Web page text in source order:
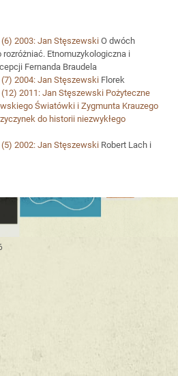
(6) 2003: Jan Stęszewski O dwóch
Etnomuzykologiczna i
Fernanda Braudela
(7) 2004: Jan Stęszewski Florek
(12) 2011: Jan Stęszewski Pożyteczne
Światówki i Zygmunta Krauzego
do historii niezwykłego
(5) 2002: Jan Stęszewski Robert Lach i